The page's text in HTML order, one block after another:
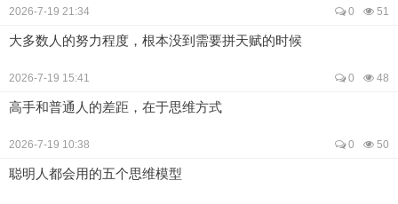
2026-7-19 21:34 0 51
大多数人的努力程度，根本没到需要拼天赋的时候
2026-7-19 15:41 0 48
高手和普通人的差距，在于思维方式
2026-7-19 10:38 0 50
聪明人都会用的五个思维模型